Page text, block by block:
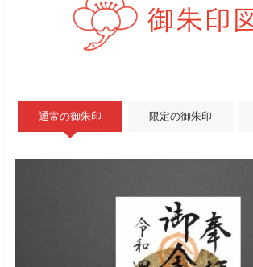
通常の御朱印 限定の御朱印